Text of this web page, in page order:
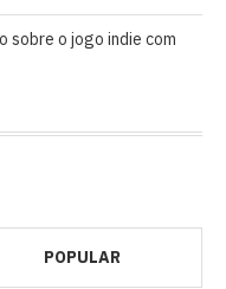
sobre o jogo indie com
POPULAR